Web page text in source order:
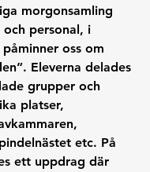
morgonsamling
personal, i
oss om
Eleverna delades
grupper och
platser,
etc. På
ett uppdrag där